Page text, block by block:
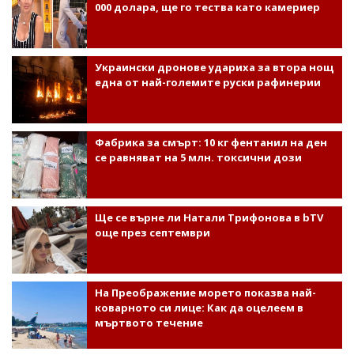
000 долара, ще го тества като камериер
Украински дронове удариха за втора нощ
една от най-големите руски рафинерии
Фабрика за смърт: 10 кг фентанил на ден
се равняват на 5 млн. токсични дози
Ще се върне ли Натали Трифонова в bTV
още през септември
На Преображение морето показва най-
коварното си лице: Как да оцелеем в
мъртвото течение